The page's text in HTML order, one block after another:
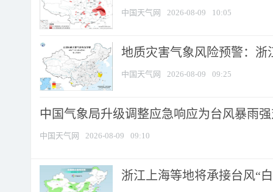
中国天气网 2026-08-09 10:05
地质灾害气象风险预警：浙
中国天气网 2026-08-09 09:25
中国气象局升级调整应急响应为台风暴雨
中国天气网 2026-08-09 09:10
浙江上海等地将承接台风“